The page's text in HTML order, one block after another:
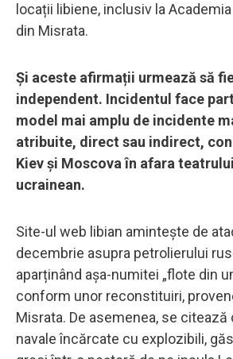
locații libiene, inclusiv la
din Misrata.
Și aceste afirmații urmează să
independent. Incidentul face
model mai amplu de incidente
atribuite, direct sau indirect,
Kiev și Moscova în afara
ucrainean.
Site-ul web libian amintește de
decembrie asupra petrolierului
aparținând așa-numitei „flote din
conform unor reconstituiri,
Misrata. De asemenea, se citează
navale încărcate cu explozibili,